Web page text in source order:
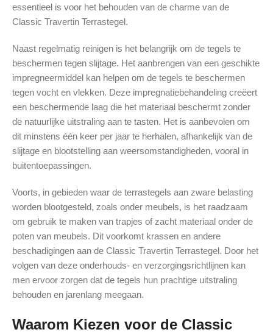
essentieel is voor het behouden van de charme van de
Classic Travertin Terrastegel.
Naast regelmatig reinigen is het belangrijk om de tegels te
beschermen tegen slijtage. Het aanbrengen van een geschikte
impregneermiddel kan helpen om de tegels te beschermen
tegen vocht en vlekken. Deze impregnatiebehandeling creëert
een beschermende laag die het materiaal beschermt zonder
de natuurlijke uitstraling aan te tasten. Het is aanbevolen om
dit minstens één keer per jaar te herhalen, afhankelijk van de
slijtage en blootstelling aan weersomstandigheden, vooral in
buitentoepassingen.
Voorts, in gebieden waar de terrastegels aan zware belasting
worden blootgesteld, zoals onder meubels, is het raadzaam
om gebruik te maken van trapjes of zacht materiaal onder de
poten van meubels. Dit voorkomt krassen en andere
beschadigingen aan de Classic Travertin Terrastegel. Door het
volgen van deze onderhouds- en verzorgingsrichtlijnen kan
men ervoor zorgen dat de tegels hun prachtige uitstraling
behouden en jarenlang meegaan.
Waarom Kiezen voor de Classic